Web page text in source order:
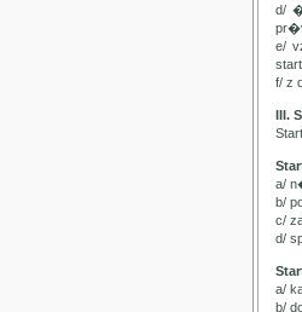
d/
e/
f/ z
III.
a/
b/
c/
d/
a/
b/